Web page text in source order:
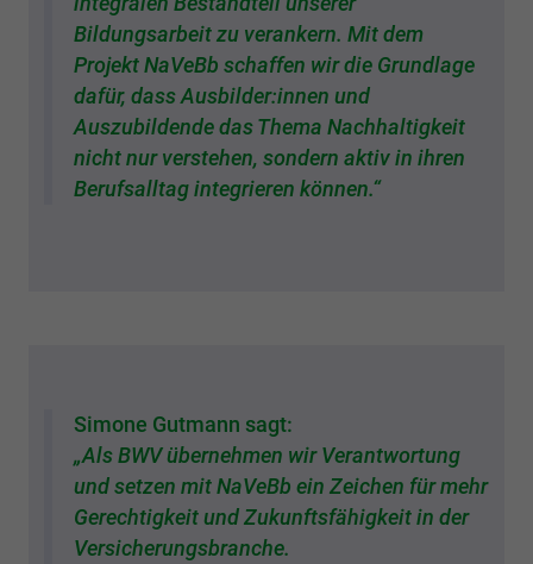
Bildungsarbeit zu verankern. Mit dem
Projekt NaVeBb schaffen wir die Grundlage
dafür, dass Ausbilder:innen und
Auszubildende das Thema Nachhaltigkeit
nicht nur verstehen, sondern aktiv in ihren
Berufsalltag integrieren können.“
Simone Gutmann sagt:
„Als BWV übernehmen wir Verantwortung
und setzen mit NaVeBb ein Zeichen für mehr
Gerechtigkeit und Zukunftsfähigkeit in der
Versicherungsbranche.